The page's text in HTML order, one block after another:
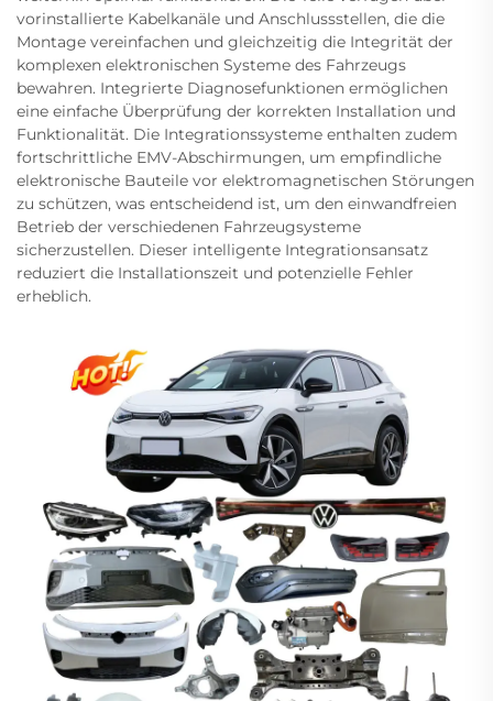
vorinstallierte Kabelkanäle und Anschlussstellen, die die
Montage vereinfachen und gleichzeitig die Integrität der
komplexen elektronischen Systeme des Fahrzeugs
bewahren. Integrierte Diagnosefunktionen ermöglichen
eine einfache Überprüfung der korrekten Installation und
Funktionalität. Die Integrationssysteme enthalten zudem
fortschrittliche EMV-Abschirmungen, um empfindliche
elektronische Bauteile vor elektromagnetischen Störungen
zu schützen, was entscheidend ist, um den einwandfreien
Betrieb der verschiedenen Fahrzeugsysteme
sicherzustellen. Dieser intelligente Integrationsansatz
reduziert die Installationszeit und potenzielle Fehler
erheblich.